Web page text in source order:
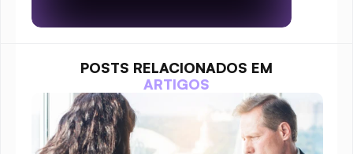
POSTS RELACIONADOS EM
ARTIGOS